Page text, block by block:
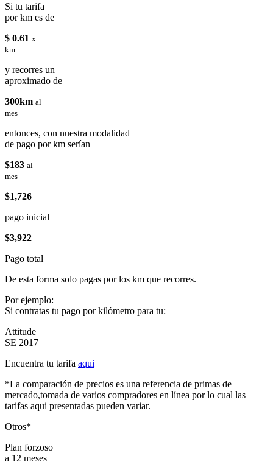
Si tu tarifa
por km es de
$ 0.61 x
km
y recorres un
aproximado de
300km al
mes
entonces, con nuestra modalidad
de pago por km serían
$183 al
mes
$1,726
pago inicial
$3,922
Pago total
De esta forma solo pagas por los km que recorres.
Por ejemplo:
Si contratas tu pago por kilómetro para tu:
Attitude
SE 2017
Encuentra tu tarifa aqui
*La comparación de precios es una referencia de primas de
mercado,tomada de varios compradores en línea por lo cual las
tarifas aqui presentadas pueden variar.
Otros*
Plan forzoso
a 12 meses